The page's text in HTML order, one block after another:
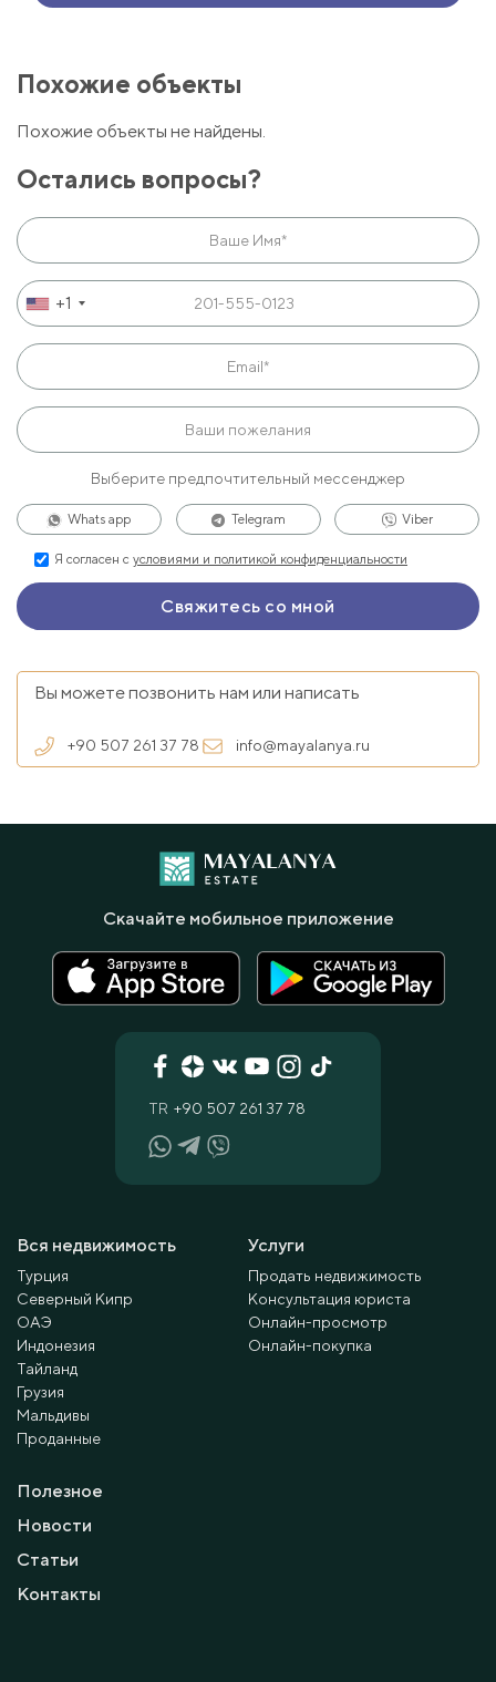
Похожие объекты
Похожие объекты не найдены.
Остались вопросы?
+1
Выберите предпочтительный мессенджер
Whats app Telegram Viber
Я согласен с условиями и политикой конфиденциальности
Вы можете позвонить нам или написать
+90 507 261 37 78 info@mayalanya.ru
Вся недвижимость
Турция
Северный Кипр
ОАЭ
Индонезия
Тайланд
Грузия
Мальдивы
Проданные
Услуги
Продать недвижимость
Консультация юриста
Онлайн-просмотр
Онлайн-покупка
Полезное
Новости
Статьи
Контакты
TR +90 507 261 37 78
Скачайте мобильное приложение